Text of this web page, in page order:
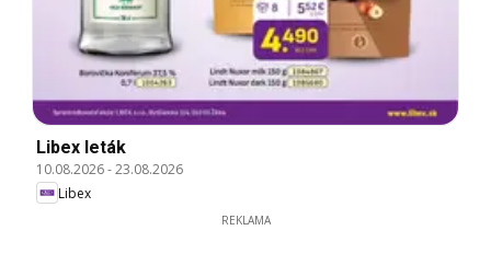
Libex leták
10.08.2026-23.08.2026
Libex
REKLAMA